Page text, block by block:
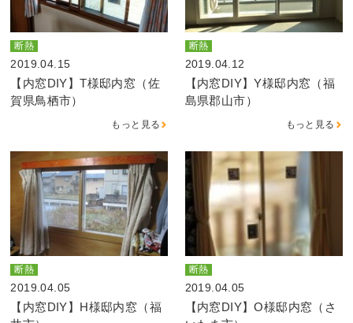
断熱
2019.04.15
【内窓DIY】T様邸内窓（佐
賀県鳥栖市）
もっと見る
断熱
2019.04.12
【内窓DIY】Y様邸内窓（福
島県郡山市）
もっと見る
断熱
2019.04.05
【内窓DIY】H様邸内窓（福
断熱
2019.04.05
【内窓DIY】O様邸内窓（さ